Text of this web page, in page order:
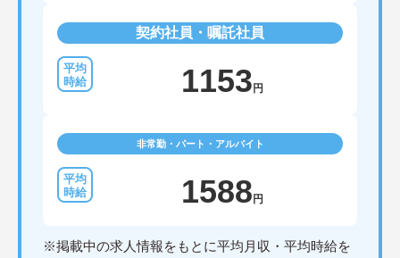
契約社員・嘱託社員
1153円
非常勤・パート・アルバイト
1588円
※掲載中の求人情報をもとに平均月収・平均時給を